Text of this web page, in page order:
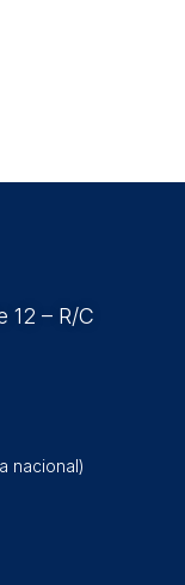
12 – R/C
nacional)